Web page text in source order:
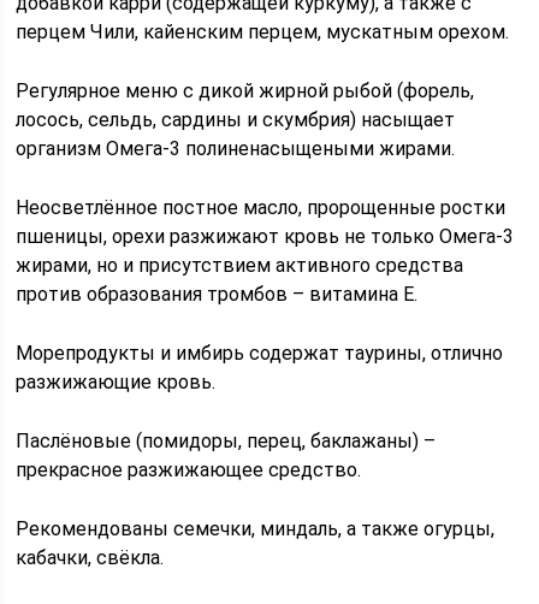
перцем Чили, кайенским перцем, мускатным орехом.
Регулярное меню с дикой жирной рыбой (форель,
лосось, сельдь, сардины и скумбрия) насыщает
организм Омега-3 полиненасыщеными жирами.
Неосветлённое постное масло, пророщенные ростки
пшеницы, орехи разжижают кровь не только Омега-3
жирами, но и присутствием активного средства
против образования тромбов – витамина Е.
Морепродукты и имбирь содержат таурины, отлично
разжижающие кровь.
Паслёновые (помидоры, перец, баклажаны) –
прекрасное разжижающее средство.
Рекомендованы семечки, миндаль, а также огурцы,
кабачки, свёкла.